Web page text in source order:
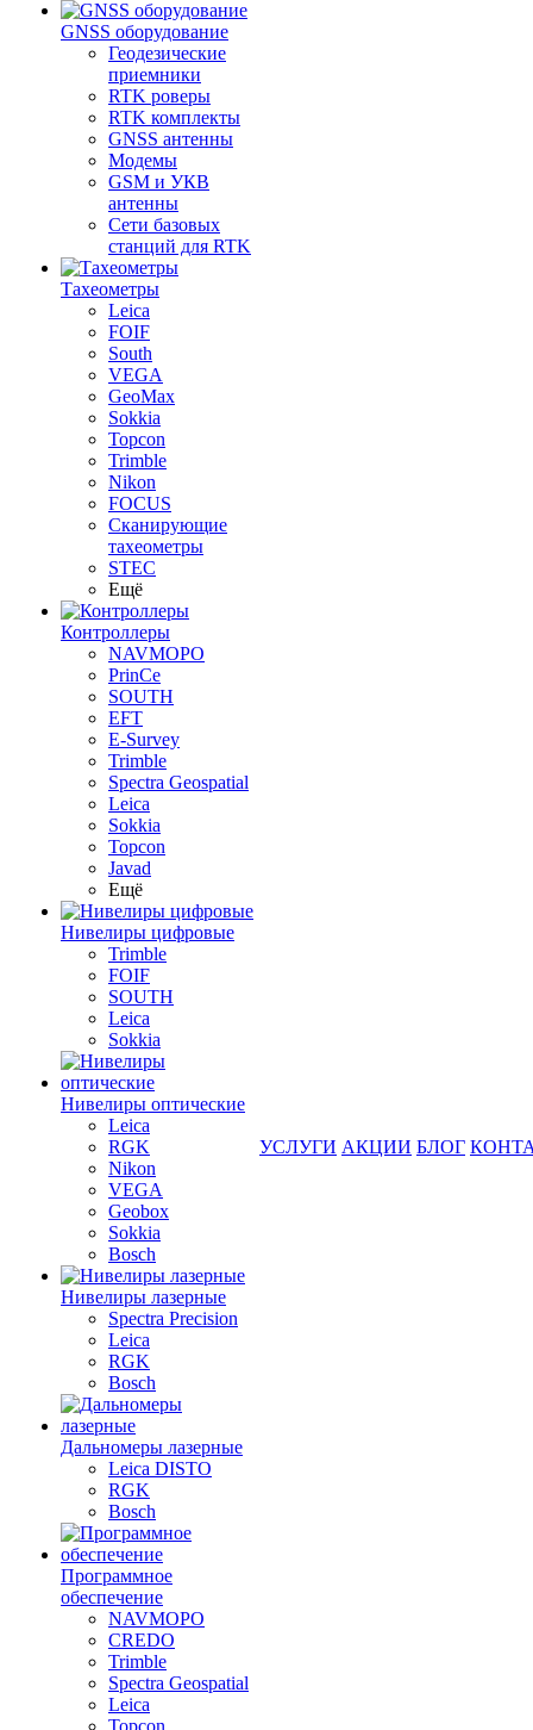
GNSS оборудование
Геодезические
приемники
RTK роверы
RTK комплекты
GNSS антенны
Модемы
GSM и УКВ
антенны
Сети базовых
станций для RTK
Тахеометры
Leica
FOIF
South
VEGA
GeoMax
Sokkia
Topcon
Trimble
Nikon
FOCUS
Сканирующие
тахеометры
STEC
Ещё
Контроллеры
NAVMOPO
PrinCe
SOUTH
EFT
E-Survey
Trimble
Spectra Geospatial
Leica
Sokkia
Topcon
Javad
Ещё
Нивелиры цифровые
Trimble
FOIF
SOUTH
Leica
Sokkia
Нивелиры оптические
Leica
RGK
Nikon
VEGA
Geobox
Sokkia
Bosch
Нивелиры лазерные
Spectra Precision
Leica
RGK
Bosch
Дальномеры лазерные
Leica DISTO
RGK
Bosch
Программное
обеспечение
NAVMOPO
CREDO
Trimble
Spectra Geospatial
Leica
Topcon
УСЛУГИ АКЦИИ БЛОГ